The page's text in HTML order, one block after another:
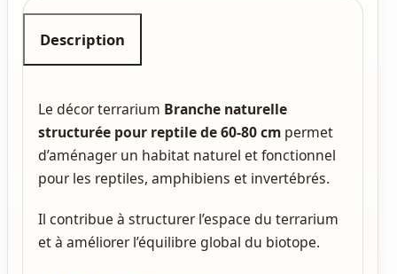
Description
Le décor terrarium Branche naturelle
structurée pour reptile de 60-80 cmpermet
d’aménager un habitat naturel et fonctionnel
pour les reptiles, amphibiens et invertébrés.
Il contribue à structurer l’espace du terrarium
et à améliorer l’équilibre global du biotope.